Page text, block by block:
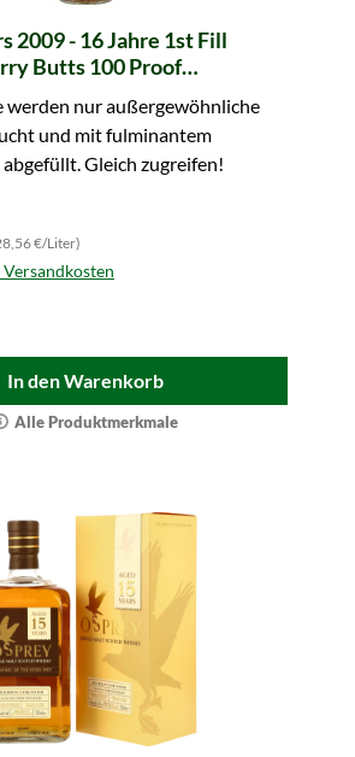
2009 - 16 Jahre 1st Fill
Butts 100 Proof
werden nur außergewöhnliche
und mit fulminantem
Gleich zugreifen!
€/Liter)
In den Warenkorb
Alle Produktmerkmale